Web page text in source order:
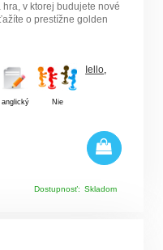
v ktorej budujete nové
o prestížne golden
anglický Nie
Iello,
Dostupnosť: Skladom